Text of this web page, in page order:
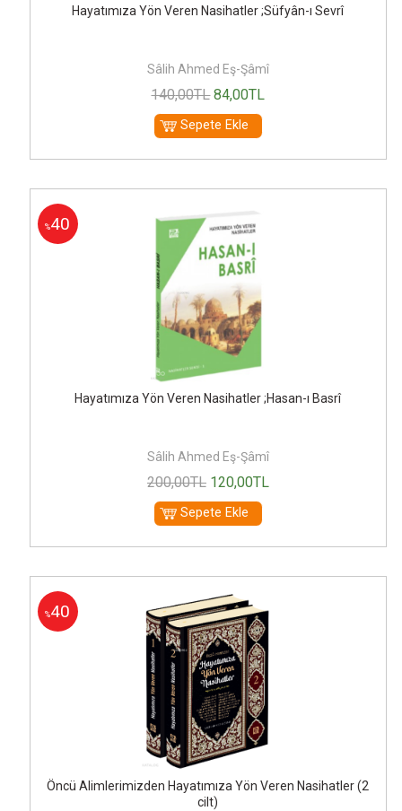
Hayatımıza Yön Veren Nasihatler ;Süfyân-ı Sevrî
Sâlih Ahmed Eş-Şâmî
140,00TL 84,00TL
Sepete Ekle
%40
Hayatımıza Yön Veren Nasihatler ;Hasan-ı Basrî
Sâlih Ahmed Eş-Şâmî
200,00TL 120,00TL
Sepete Ekle
%40
Öncü Alimlerimizden Hayatımıza Yön Veren Nasihatler (2
cilt)